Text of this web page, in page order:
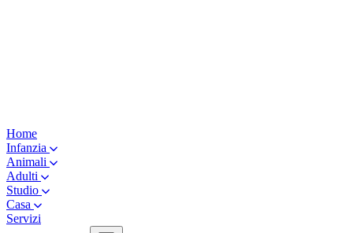
Home
Infanzia
Animali
Adulti
Studio
Casa
Servizi